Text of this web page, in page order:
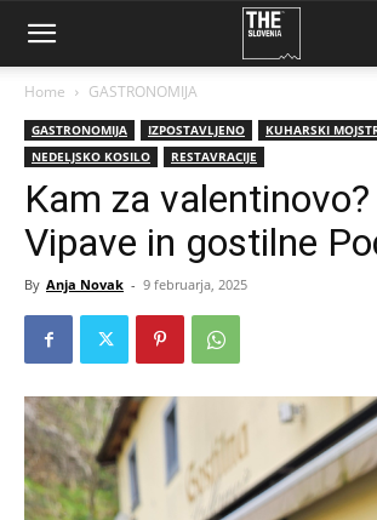
Home GASTRONOMIJA
GASTRONOMIJA IZPOSTAVLJENO
KUHARSKI
NEDELJSKO KOSILO
RESTAVRACIJE
Kam za
Vipave in gostilne
By Anja Novak - 9 februarja, 2025